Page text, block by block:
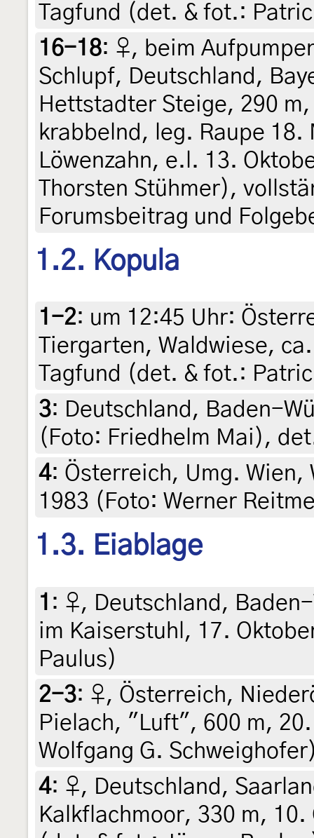
Tagfund (det. & fot.:
16-18: ♀, beim
Schlupf, Deutschland,
Hettstadter Steige, 290
krabbelnd, leg. Raupe 18.
Löwenzahn, e.l. 13.
Thorsten Stühmer),
Forumsbeitrag und
1.2. Kopula
1-2: um 12:45 Uhr:
Tiergarten, Waldwiese,
Tagfund (det. & fot.:
3: Deutschland, Baden-
(Foto: Friedhelm Mai),
4: Österreich, Umg. Wien,
1983 (Foto: Werner
1.3. Eiablage
1 : ♀, Deutschland,
im Kaiserstuhl, 17.
Paulus)
2-3: ♀, Österreich,
Pielach, "Luft", 600 m,
Wolfgang G.
4: ♀, Deutschland,
Kalkflachmoor, 330 m,